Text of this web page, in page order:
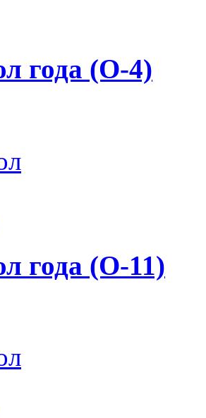
года (О-4)
года (О-11)